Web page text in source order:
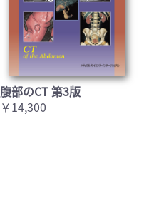
腹部のCT 第3版
￥14,300